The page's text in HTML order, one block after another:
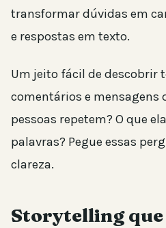
transformar dúvidas em
e respostas em texto.
Um jeito fácil de descobrir
comentários e mensagens
pessoas repetem? O que
palavras? Pegue essas
clareza.
Storytelling